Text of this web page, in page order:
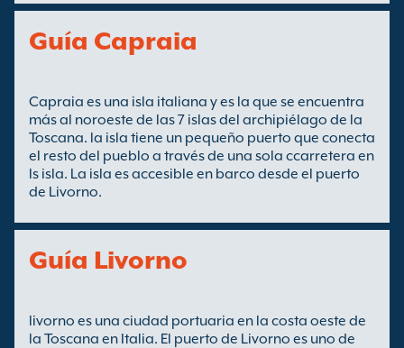
Guía Capraia
Capraia es una isla italiana y es la que se encuentra
más al noroeste de las 7 islas del archipiélago de la
Toscana. la isla tiene un pequeño puerto que conecta
el resto del pueblo a través de una sola ccarretera en
ls isla. La isla es accesible en barco desde el puerto
de Livorno.
Guía Livorno
livorno es una ciudad portuaria en la costa oeste de
la Toscana en Italia. El puerto de Livorno es uno de